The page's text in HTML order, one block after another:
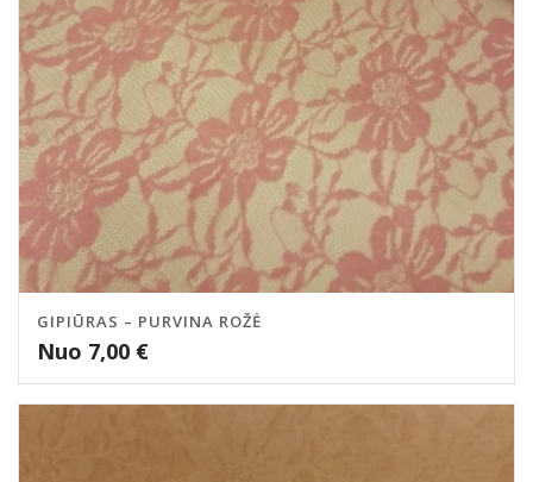
GIPIŪRAS – PURVINA ROŽĖ
Nuo 7,00 €